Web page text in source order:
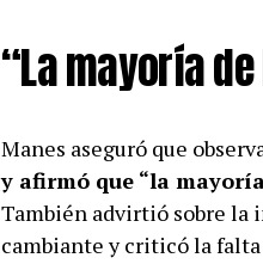
“La mayoría
Manes aseguró que
y afirmó que “la
También advirtió sobre la
cambiante y criticó la